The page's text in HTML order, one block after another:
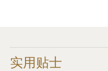
实用贴士